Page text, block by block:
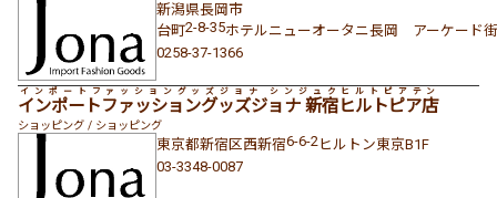
新潟県長岡市
台町2-8-35ホテルニューオータニ長岡 アーケード
0258-37-1366
インポートファッショングッズジョナ 新宿ヒルトピア店
インポートファッショングッズジョナ シンジュクヒルトピアテン
ショッピング / ショッピング
東京都新宿区西新宿6-6-2ヒルトン東京B1F
03-3348-0087